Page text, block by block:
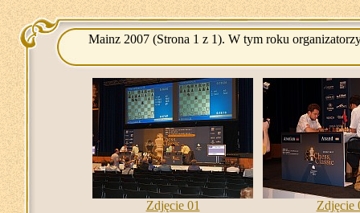
Mainz 2007 (Strona 1 z 1). W tym roku
Zdjęcie 01 Zdjęcie